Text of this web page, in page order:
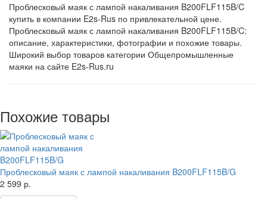
Проблесковый маяк с лампой накаливания B200FLF115B/C
купить в компании E2s-Rus по привлекательной цене.
Проблесковый маяк с лампой накаливания B200FLF115B/C:
описание, характеристики, фотографии и похожие товары.
Широкий выбор товаров категории Общепромышленные
маяки на сайте E2s-Rus.ru
Похожие товары
Проблесковый маяк с лампой накаливания B200FLF115B/G
2 599 р.